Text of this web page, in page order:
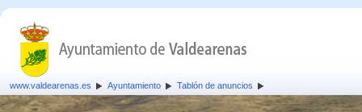
www.valdearenas.es Ayuntamiento Tablón de anuncios